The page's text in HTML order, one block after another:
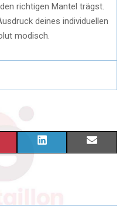
richtigen Mantel trägst.
deines individuellen
modisch.
T K I